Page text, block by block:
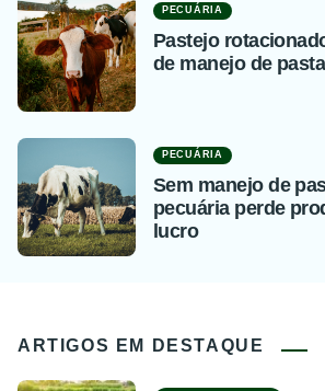
PECUÁRIA
Pastejo
de manejo de
PECUÁRIA
Sem manejo de
pecuária perde
lucro
ARTIGOS EM DESTAQUE